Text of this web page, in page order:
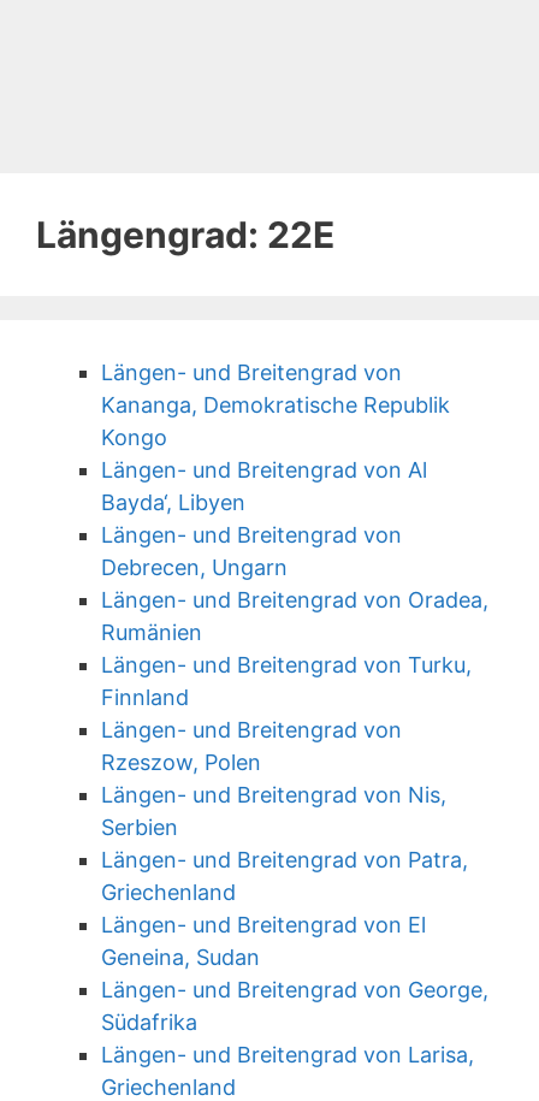
Längengrad: 22E
Längen- und Breitengrad von
Kananga, Demokratische Republik
Kongo
Längen- und Breitengrad von Al
Bayda‘, Libyen
Längen- und Breitengrad von
Debrecen, Ungarn
Längen- und Breitengrad von Oradea,
Rumänien
Längen- und Breitengrad von Turku,
Finnland
Längen- und Breitengrad von
Rzeszow, Polen
Längen- und Breitengrad von Nis,
Serbien
Längen- und Breitengrad von Patra,
Griechenland
Längen- und Breitengrad von El
Geneina, Sudan
Längen- und Breitengrad von George,
Südafrika
Längen- und Breitengrad von Larisa,
Griechenland